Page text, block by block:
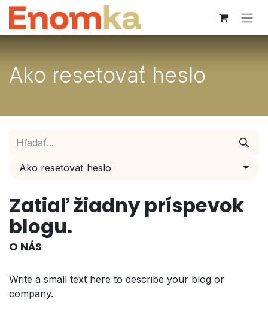
Skip to Content
Ako resetovať heslo
Ako resetovať heslo
Zatiaľ žiadny príspevok
blogu.
O NÁS
Write a small text here to describe your blog or
company.